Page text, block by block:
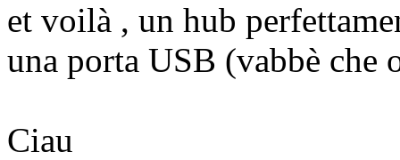
et voilà , un hub
una porta USB (vabbè che
Ciau